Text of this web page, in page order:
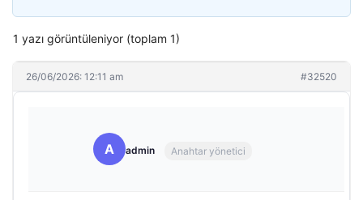
1 yazı görüntüleniyor (toplam 1)
26/06/2026: 12:11 am #32520
A admin Anahtar yönetici